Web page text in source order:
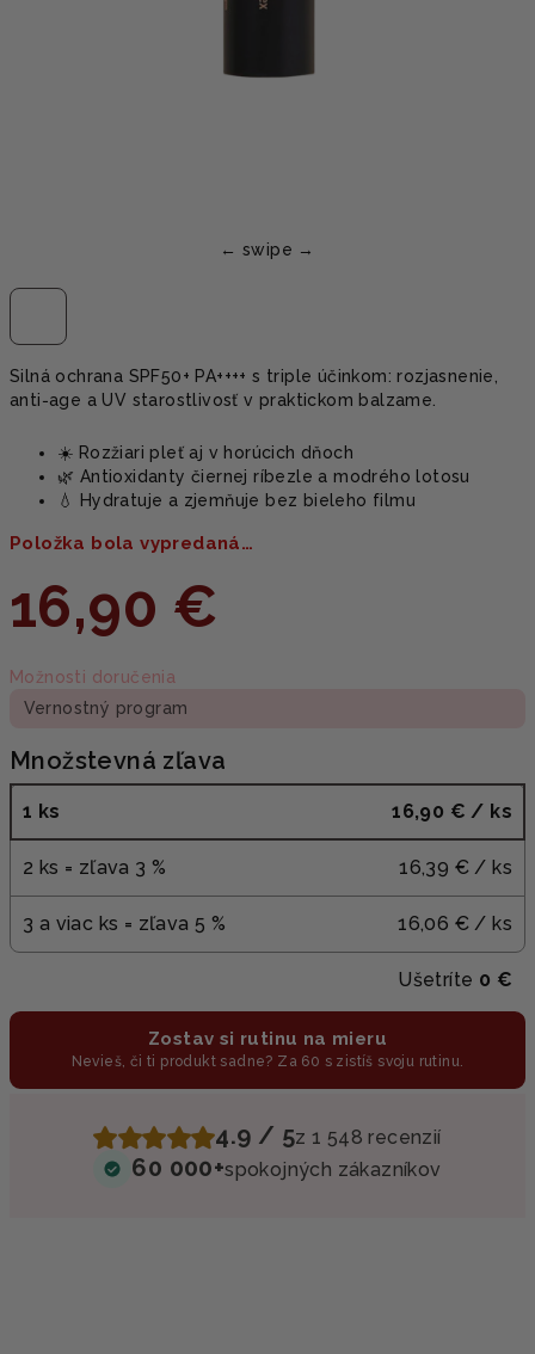
Silná ochrana SPF50+ PA++++ s triple účinkom: rozjasnenie,
anti‑age a UV starostlivosť v praktickom balzame.
☀️ Rozžiari pleť aj v horúcich dňoch
🌿 Antioxidanty čiernej ríbezle a modrého lotosu
💧 Hydratuje a zjemňuje bez bieleho filmu
Položka bola vypredaná…
16,90 €
cena:
Možnosti doručenia
Vernostný program
Množstevná zľava
1 ks 16,90 € / ks
2 ks = zľava 3 % 16,39 € / ks
3 a viac ks = zľava 5 % 16,06 € / ks
Ušetríte 0 €
Zostav si rutinu na mieru
Nevieš, či ti produkt sadne? Za 60 s zistíš svoju rutinu.
4.9 / 5z 1 548 recenzií
60 000+spokojných zákazníkov